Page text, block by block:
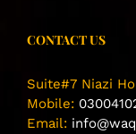
CONTACT US
Suite#7 Niazi
Mobile:
Email: